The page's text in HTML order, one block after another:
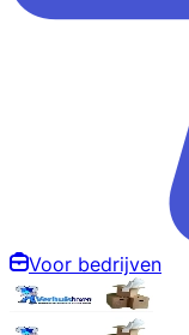
Voor bedrijven